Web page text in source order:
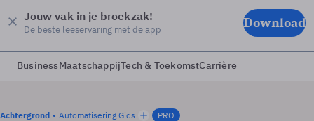
Jouw vak in je broekzak!
De beste leeservaring met de app Download
BusinessMaatschappijTech & ToekomstCarrière
Achtergrond Automatisering Gids
PRO